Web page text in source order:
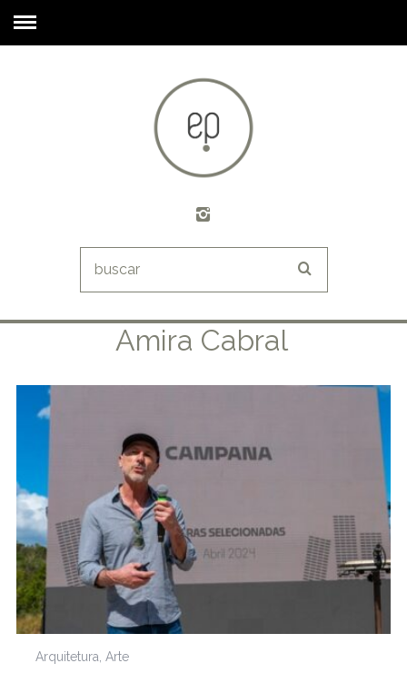
Amira Cabral
Arquitetura Arte